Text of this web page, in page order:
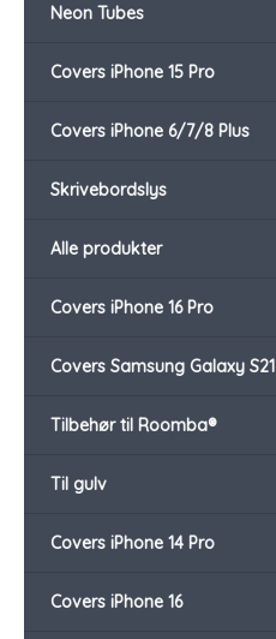
Neon Tubes
Covers iPhone 15 Pro
Covers iPhone 6/7/8 Plus
Skrivebordslys
Alle produkter
Covers iPhone 16 Pro
Covers Samsung Galaxy S21
Tilbehør til Roomba®
Til gulv
Covers iPhone 14 Pro
Covers iPhone 16